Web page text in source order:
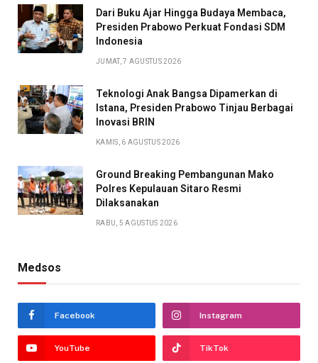
Dari Buku Ajar Hingga Budaya Membaca,
Presiden Prabowo Perkuat Fondasi SDM
Indonesia
JUMAT, 7 AGUSTUS 2026
Teknologi Anak Bangsa Dipamerkan di
Istana, Presiden Prabowo Tinjau Berbagai
Inovasi BRIN
KAMIS, 6 AGUSTUS 2026
Ground Breaking Pembangunan Mako
Polres Kepulauan Sitaro Resmi
Dilaksanakan
RABU, 5 AGUSTUS 2026
Medsos
Facebook Instagram
YouTube TikTok